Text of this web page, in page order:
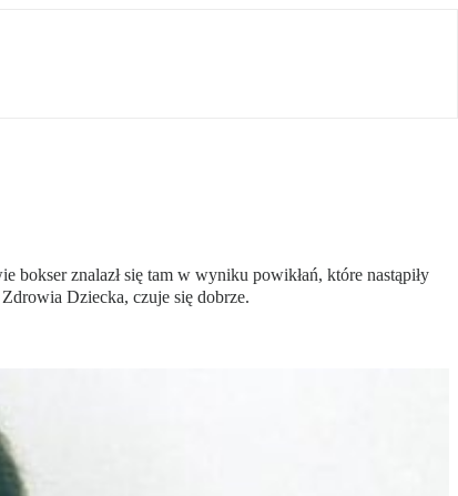
bokser znalazł się tam w wyniku powikłań, które nastąpiły
Dziecka, czuje się dobrze.